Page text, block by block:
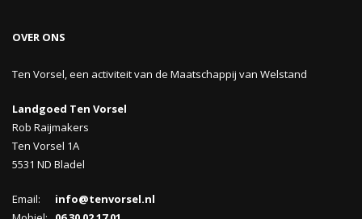
OVER ONS
Ten Vorsel, een activiteit van de Maatschappij van Welstand
Landgoed Ten Vorsel
Rob Raijmakers
Ten Vorsel 1A
5531 ND Bladel
Email:
info@tenvorsel.nl